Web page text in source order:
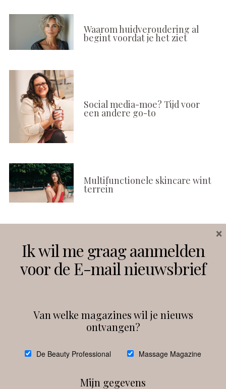
Waarom huidveroudering al
begint voordat je het ziet
Social media-moe? Tijd voor
een andere go-to
Multifunctionele skincare wint
terrein
Instagram Facebook
debeautyprofessional
Ik wil me graag aanmelden
voor de E-mail nieuwsbrief
Van welke magazines wil je nieuws
ontvangen?
De Beauty Professional Massage Magazine
Mijn gegevens
×